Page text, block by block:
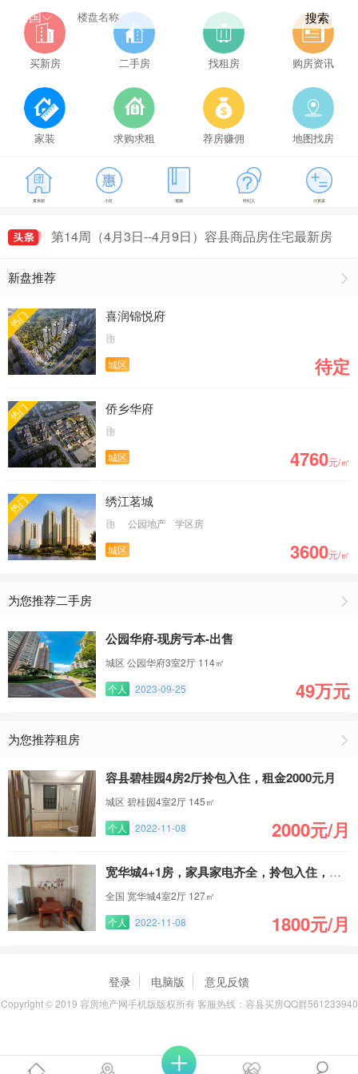
全国 搜索
买新房 二手房 找租房 购房资讯
家装 求购求租 荐房赚佣 地图找房
看房团 小区 视频 经纪人 计算器
第14周（4月3日--4月9日）容县商品房住宅最新房
价出炉，容县房价4632元/㎡
第10周（3月6日--3月12日）容县商品房住宅成交
47套，容县房价4545元/㎡
第11周（3月13日--3月19日）容县商品房住宅成交
79套，容县房价4906元/㎡
第12周（3月20日--3月26日）容县商品房住宅最新
房价出炉，容县房价4612元/㎡
第14周（4月3日--4月9日）容县商品房住宅最新房
47套，容县房价4545元/㎡
新盘推荐
热门 喜润锦悦府
城区 待定
热门 侨乡华府
城区 4760元/㎡
热门 绣江茗城
公园地产
学区房
城区
3600元/㎡
为您推荐二手房
公园华府-现房亏本-出售
城区 公园华府3室2厅 114㎡
个人
2023-09-25 49万元
为您推荐租房
容县碧桂园4房2厅拎包入住，租金2000元月
城区 碧桂园4室2厅 145㎡
个人
2022-11-08 2000元/月
宽华城4+1房，家具家电齐全，拎包入住，有小车位
全国 宽华城4室2厅 127㎡
个人
2022-11-08 1800元/月
登录 电脑版 意见反馈
Copyright © 2019 容房地产网手机版版权所有 客服热线：容县买房QQ群561233940